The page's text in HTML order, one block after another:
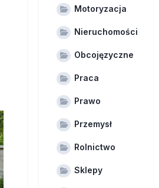
Motoryzacja
Nieruchomości
Obcojęzyczne
Praca
Prawo
Przemysł
Rolnictwo
Sklepy